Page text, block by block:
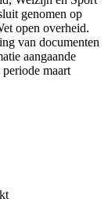
genomen op
open overheid.
van documenten
aangaande
maart